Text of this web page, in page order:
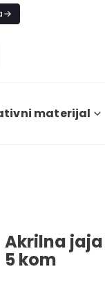
materijal
Akrilna jaja
5 kom